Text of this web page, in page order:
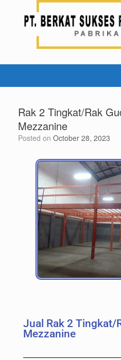
Rak 2 Tingkat/Rak
Mezzanine
Posted on October 28, 2023
Jual Rak 2 Tingkat/
Mezzanine